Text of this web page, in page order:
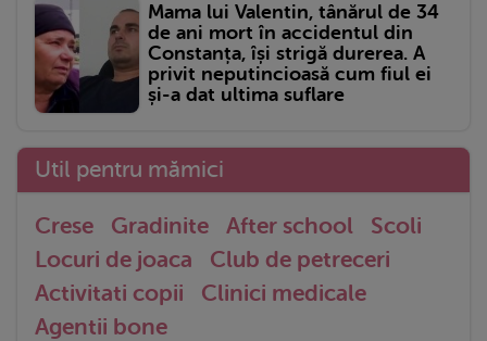
Mama lui Valentin, tânărul de 34
de ani mort în accidentul din
Constanța, își strigă durerea. A
privit neputincioasă cum fiul ei
și-a dat ultima suflare
Util pentru mămici
Crese Gradinite After school
Scoli
Locuri de joaca
Club de petreceri
Activitati copii
Clinici medicale
Agentii bone